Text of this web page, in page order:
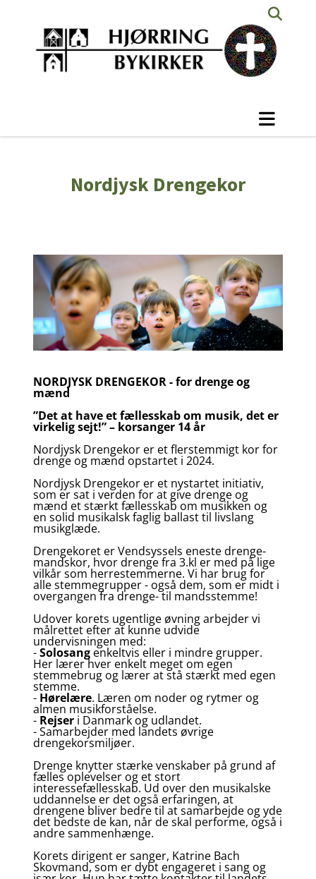
Nordjysk Drengekor
NORDJYSK DRENGEKOR - for drenge og
mænd
”Det at have et fællesskab om musik, det er
virkelig sejt!” – korsanger 14 år
Nordjysk Drengekor er et flerstemmigt kor for
drenge og mænd opstartet i 2024.
Nordjysk Drengekor er et nystartet initiativ,
som er sat i verden for at give drenge og
mænd et stærkt fællesskab om musikken og
en solid musikalsk faglig ballast til livslang
musikglæde.
Drengekoret er Vendsyssels eneste drenge-
mandskor, hvor drenge fra 3.kl er med på lige
vilkår som herrestemmerne. Vi har brug for
alle stemmegrupper - også dem, som er midt i
overgangen fra drenge- til mandsstemme!
Udover korets ugentlige øvning arbejder vi
målrettet efter at kunne udvide
undervisningen med:
-Solosang enkeltvis eller i mindre grupper.
Her lærer hver enkelt meget om egen
stemmebrug og lærer at stå stærkt med egen
stemme.
- Hørelære. Læren om noder og rytmer og
almen musikforståelse.
- Rejser i Danmark og udlandet.
- Samarbejder med landets øvrige
drengekorsmiljøer.
Drenge knytter stærke venskaber på grund af
fælles oplevelser og et stort
interessefællesskab. Ud over den musikalske
uddannelse er det også erfaringen, at
drengene bliver bedre til at samarbejde og yde
det bedste de kan, når de skal performe, også i
andre sammenhænge.
Korets dirigent er sanger, Katrine Bach
Skovmand, som er dybt engageret i sang og